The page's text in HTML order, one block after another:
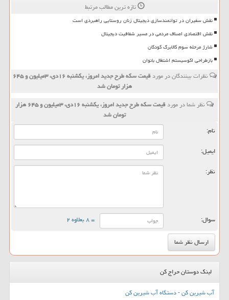
تازه ترین مطالب مرتبط
نقش سفیران در توانمندسازی دیجیتال زنان روستایی راهبردی است
نقش اقتصادی اصناف مردمی در مسیر شفافیت دیجیتال
شارژ مرحله سوم کالابرگ کودکان
بازطراحی اکوسیستم اشتغال بانوان
نظرات بینندگان در مورد
قیمت سكه طرح جدید امروز، یكشنبه ۱۶دی، ۳میلیون و ۶۴۵
هزار تومان شد
نظر شما در مورد
قیمت سكه طرح جدید امروز، یكشنبه ۱۶دی، ۳میلیون و ۶۴۵ هزار
تومان شد
نام:
ایمیل:
نظر:
سوال: = ۸ بعلاوه ۲
لینک دوستان حراج کن
آب شیرین کن - دستگاه آب شیرین کن